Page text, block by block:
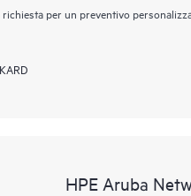
richiesta per un preventivo
HPE Aruba